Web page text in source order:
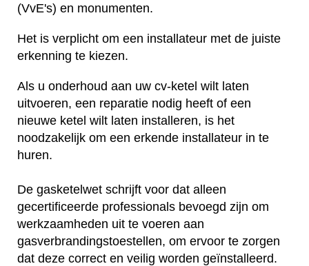
(VvE's) en monumenten.
Het is verplicht om een installateur met de juiste
erkenning te kiezen.
Als u onderhoud aan uw cv-ketel wilt laten
uitvoeren, een reparatie nodig heeft of een
nieuwe ketel wilt laten installeren, is het
noodzakelijk om een erkende installateur in te
huren.
De gasketelwet schrijft voor dat alleen
gecertificeerde professionals bevoegd zijn om
werkzaamheden uit te voeren aan
gasverbrandingstoestellen, om ervoor te zorgen
dat deze correct en veilig worden geïnstalleerd.